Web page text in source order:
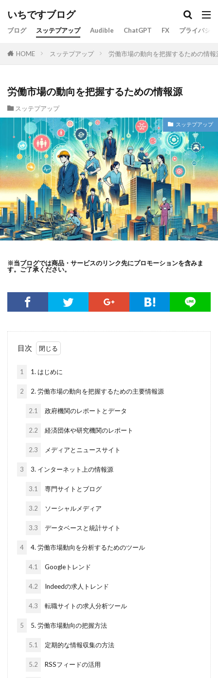
いちですブログ
ブログ スッテプアップ Audible ChatGPT FX プライバシ
HOME スッテプアップ 労働市場の動向を把握するための情報
労働市場の動向を把握するための情報源
スッテプアップ
スッテプアップ
※当ブログでは商品・サービスのリンク先にプロモーションを含みま
す。ご了承ください。
目次
1 1. はじめに
2 2. 労働市場の動向を把握するための主要情報源
2.1 政府機関のレポートとデータ
2.2 経済団体や研究機関のレポート
2.3 メディアとニュースサイト
3 3. インターネット上の情報源
3.1 専門サイトとブログ
3.2 ソーシャルメディア
3.3 データベースと統計サイト
4 4. 労働市場動向を分析するためのツール
4.1 Googleトレンド
4.2 Indeedの求人トレンド
4.3 転職サイトの求人分析ツール
5 5. 労働市場動向の把握方法
5.1 定期的な情報収集の方法
5.2 RSSフィードの活用